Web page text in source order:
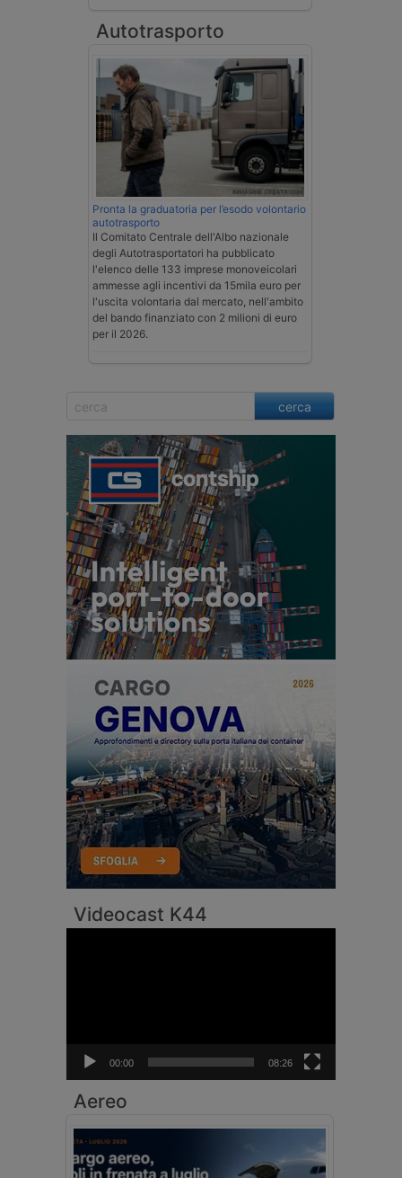
Autotrasporto
Pronta la graduatoria per l’esodo volontario
autotrasporto
Il Comitato Centrale dell'Albo nazionale
degli Autotrasportatori ha pubblicato
l'elenco delle 133 imprese monoveicolari
ammesse agli incentivi da 15mila euro per
l'uscita volontaria dal mercato, nell'ambito
del bando finanziato con 2 milioni di euro
per il 2026.
cerca
Videocast K44
00:00 08:26
Aereo